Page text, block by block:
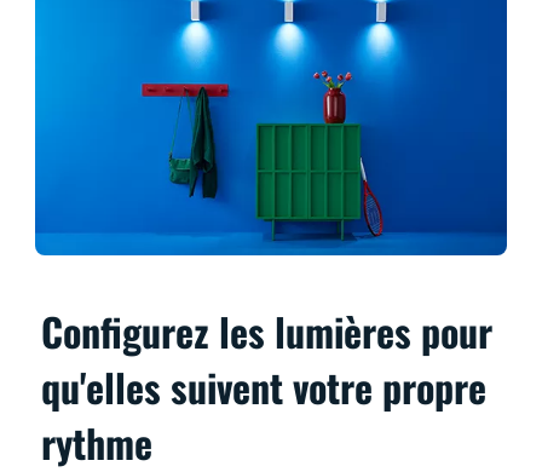
Configurez les lumières pour
qu'elles suivent votre propre
rythme